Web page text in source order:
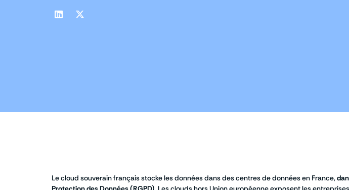
Le cloud souverain français stocke les données dans des centres de données en France,